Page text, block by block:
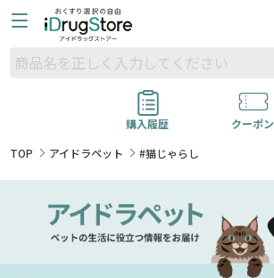
購入履歴
クーポン
TOP
アイドラペット #猫じゃらし